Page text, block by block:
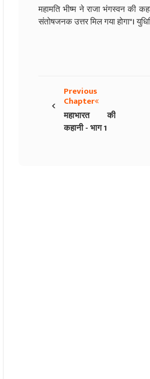
महामति भीष्म ने राजा भंगस्वन की
संतोषजनक उत्तर मिल गया होगा"।
‹
Previous
Chapter
महाभारत की
कहानी - भाग 1